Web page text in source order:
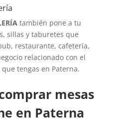
también pone a tu
sillas y taburetes que
restaurante, cafetería,
relacionado con el
tengas en Paterna.
mesas
en Paterna